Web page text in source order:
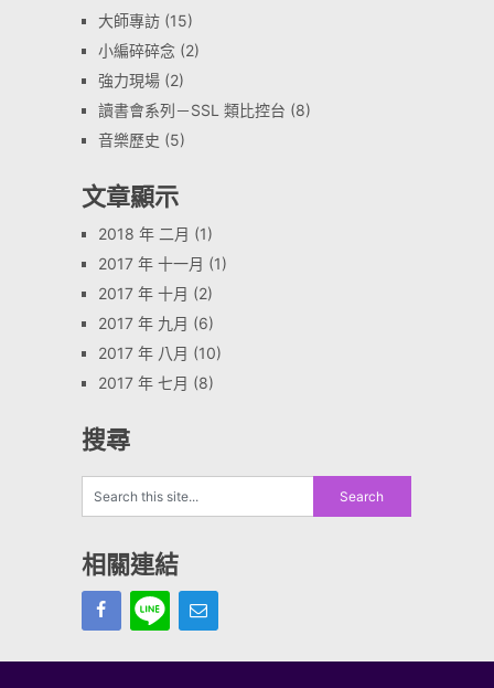
大師專訪(15)
小編碎碎念 (2)
強力現場(2)
讀書會系列－SSL 類比控台 (8)
音樂歷史 (5)
文章顯示
2018 年 二月 (1)
2017 年 十一月 (1)
2017 年 十月 (2)
2017 年 九月 (6)
2017 年 八月 (10)
2017 年 七月 (8)
搜尋
相關連結